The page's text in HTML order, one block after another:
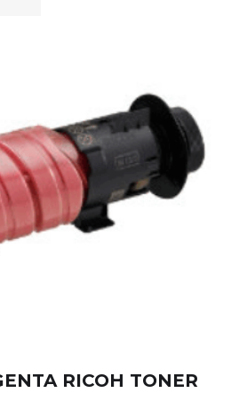
RICOH TONER